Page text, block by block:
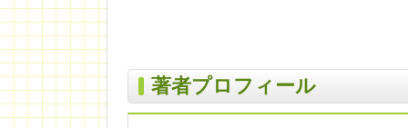
著者プロフィール